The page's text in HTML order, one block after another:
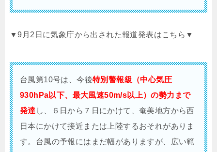
▼9月2日に気象庁から出された報道発表はこちら▼
台風第10号は、今後特別警報級（中心気圧
930hPa以下、最大風速50m/s以上）の勢力まで
発達 し、６日から７日にかけて、奄美地方から西
日本にかけて接近または上陸するおそれがありま
す。台風の予報にはまだ幅がありますが、広い範